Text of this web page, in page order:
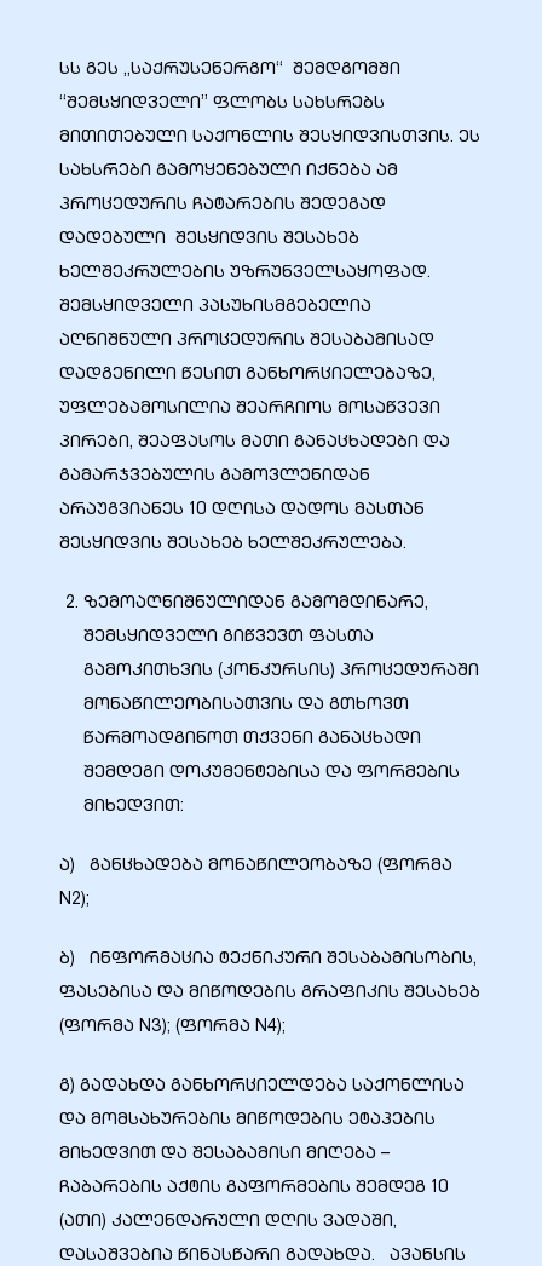
სს გეს „საქრუსენერგო“ შემდგომში
“შემსყიდველი” ფლობს სახსრებს
მითითებული საქონლის შესყიდვისთვის. ეს
სახსრები გამოყენებული იქნება ამ
პროცედურის ჩატარების შედეგად
დადებული შესყიდვის შესახებ
ხელშეკრულების უზრუნველსაყოფად.
შემსყიდველი პასუხისმგებელია
აღნიშნული პროცედურის შესაბამისად
დადგენილი წესით განხორციელებაზე,
უფლებამოსილია შეარჩიოს მოსაწვევი
პირები, შეაფასოს მათი განაცხადები და
გამარჯვებულის გამოვლენიდან
არაუგვიანეს 10 დღისა დადოს მასთან
შესყიდვის შესახებ ხელშეკრულება.
ზემოაღნიშნულიდან გამომდინარე,
შემსყიდველი გიწვევთ ფასთა
გამოკითხვის (კონკურსის) პროცედურაში
მონაწილეობისათვის და გთხოვთ
წარმოადგინოთ თქვენი განაცხადი
შემდეგი დოკუმენტებისა და ფორმების
მიხედვით:
ა) განცხადება მონაწილეობაზე (ფორმა
N2);
ბ) ინფორმაცია ტექნიკური შესაბამისობის,
ფასებისა და მიწოდების გრაფიკის შესახებ
(ფორმა N3); (ფორმა N4);
გ) გადახდა განხორციელდება საქონლისა
და მომსახურების მიწოდების ეტაპების
მიხედვით და შესაბამისი მიღება –
ჩაბარების აქტის გაფორმების შემდეგ 10
(ათი) კალენდარული დღის ვადაში,
დასაშვებია წინასწარი გადახდა. ავანსის